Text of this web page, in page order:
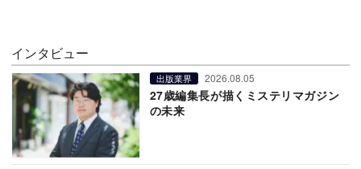
インタビュー
出版業界 2026.08.05
27歳編集長が描くミステリマガジン
の未来